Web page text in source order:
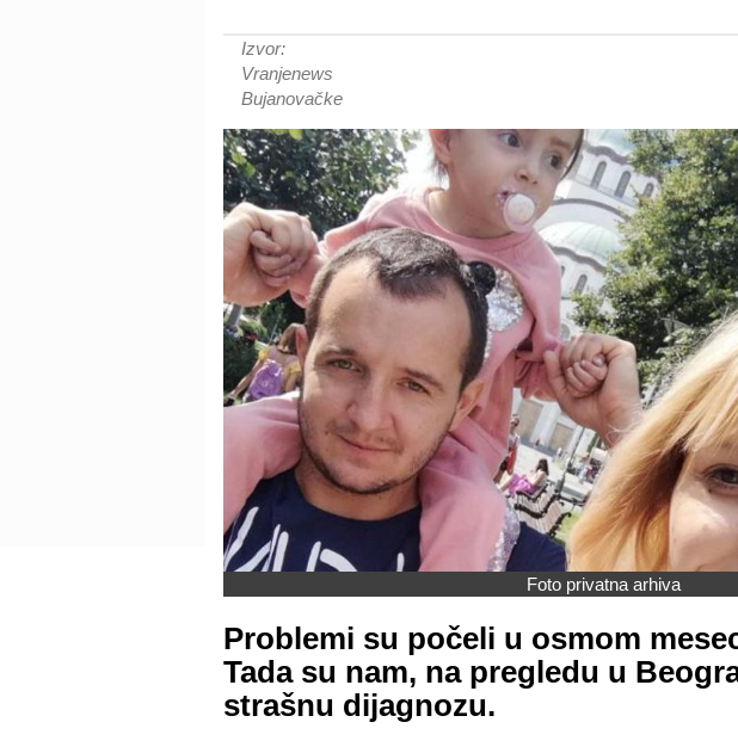
Izvor:
Vranjenews
Bujanovačke
Foto privatna arhiva
Problemi su počeli u osmom
Tada su nam, na pregledu u
strašnu dijagnozu.